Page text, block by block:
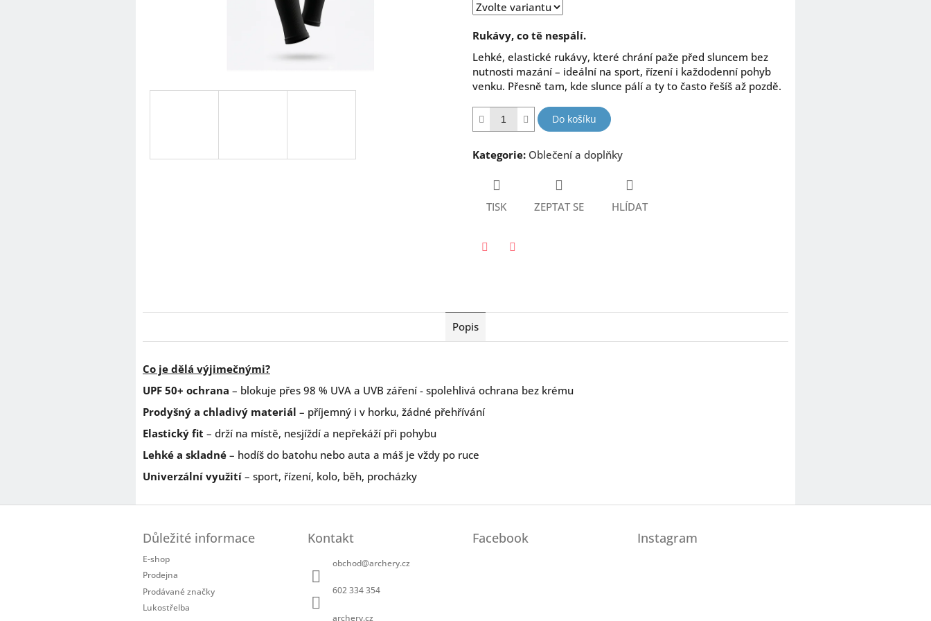
hvězdiček.
Rukávy, co tě nespálí.
Lehké, elastické rukávy, které chrání paže před sluncem bez
nutnosti mazání – ideální na sport, řízení i každodenní pohyb
venku. Přesně tam, kde slunce pálí a ty to často řešíš až pozdě.
Do košíku
Kategorie: Oblečení a doplňky
TISK ZEPTAT SE HLÍDAT
Popis
Co je dělá výjimečnými?
UPF 50+ ochrana – blokuje přes 98 % UVA a UVB záření - spolehlivá ochrana bez krému
Prodyšný a chladivý materiál – příjemný i v horku, žádné přehřívání
Elastický fit – drží na místě, nesjíždí a nepřekáží při pohybu
Lehké a skladné – hodíš do batohu nebo auta a máš je vždy po ruce
Univerzální využití – sport, řízení, kolo, běh, procházky
Důležité informace
E-shop
Prodejna
Prodávané značky
Lukostřelba
Kontakt
obchod@archery.cz
602 334 354
archery.cz
Facebook Instagram